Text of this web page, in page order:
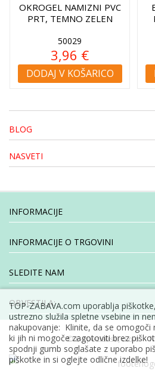
OKROGEL NAMIZNI PVC
PRT, TEMNO ZELEN
50029
3,96 €
DODAJ V KOŠARICO
BLOG
NASVETI
INFORMACIJE
INFORMACIJE O TRGOVINI
SLEDITE NAM
OBVESTILA:
© E-specialisti, d.o.o-
TOP-ZABAVA.com uporablja
ustrezno služila spletne vsebine in
nakupovanje: Klinite, da se omogoči
ki jih ni mogoče zagotoviti brez
spodnji gumb soglašate z uporabo
piškotke in si oglejte odlične izdelke!